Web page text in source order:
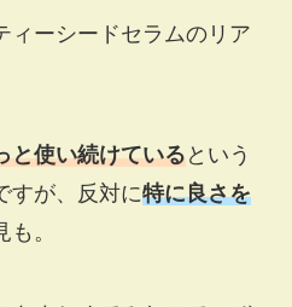
ィーシードセラムのリア
と使い続けているという
すが、反対に特に良さを
。